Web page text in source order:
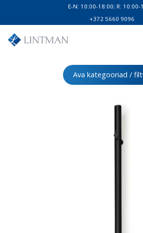
E-N: 10:00-18:00; R: 10:00-
+372 5660 9096
Ava kategooriad /